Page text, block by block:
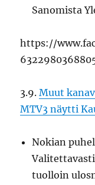
Sanomista
https://
3.9.Muut
MTV3 näytti
Nokian
tuolloin